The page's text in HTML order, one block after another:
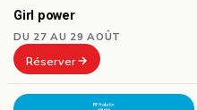
Girl power
DU 27 AU 29 AOÛT
Réserver